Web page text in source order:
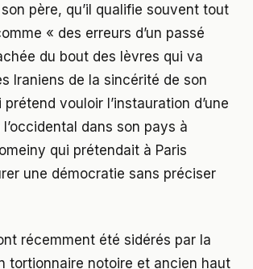
père, qu’il qualifie souvent tout
« des erreurs d’un passé
du bout des lèvres qui va
Iraniens de la sincérité de son
vouloir l’instauration d’une
dans son pays à
qui prétendait à Paris
une démocratie sans préciser
récemment été sidérés par la
tortionnaire notoire et ancien haut